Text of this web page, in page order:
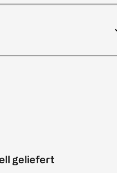
geliefert